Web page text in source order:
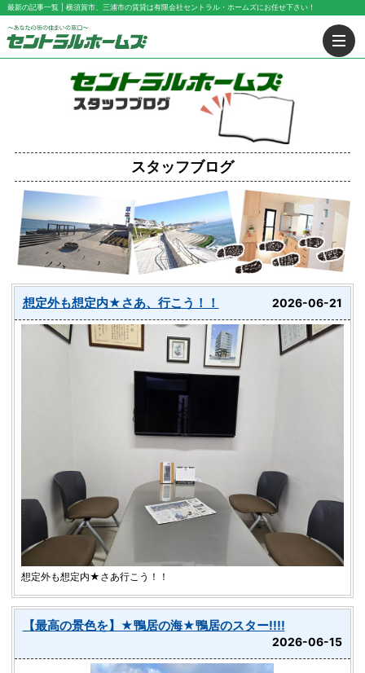
最新の記事一覧 | 横須賀市、三浦市の賃貸は有限会社セントラル・ホームズにお任せ下さい！
スタッフブログ
想定外も想定内★さあ、行こう！！ 2026-06-21
想定外も想定内★さあ行こう！！
【最高の景色を】★鴨居の海★鴨居のスター!!!!
2026-06-15